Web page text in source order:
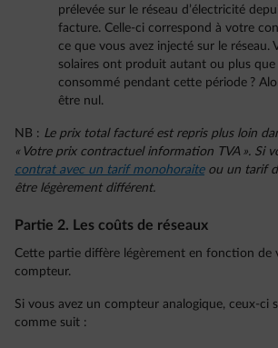
prélevée sur le réseau d’électricité
facture. Celle-ci correspond à votre
ce que vous avez injecté sur le réseau.
solaires ont produit autant ou plus que
consommé pendant cette période ?
être nul.
NB : Le prix total facturé est repris plus loin
« Votre prix contractuel information TVA ». Si
contrat avec un tarif monohoraiteou un tarif
être légèrement différent.
Partie 2. Les coûts de réseaux
Cette partie diffère légèrement en fonction de
compteur.
Si vous avez un compteur analogique, ceux-ci
comme suit :